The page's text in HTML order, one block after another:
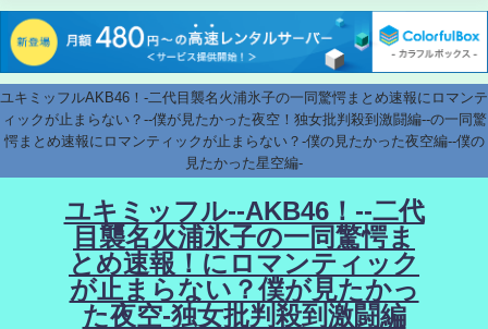
ユキミッフルAKB46！-二代目襲名火浦氷子の一同驚愕まとめ速報にロマンテ
ィックが止まらない？--僕が見たかった夜空！独女批判殺到激闘編--の一同驚
愕まとめ速報にロマンティックが止まらない？-僕の見たかった夜空編--僕の
見たかった星空編-
ユキミッフル--AKB46！--二代
目襲名火浦氷子の一同驚愕ま
とめ速報！にロマンティック
が止まらない？僕が見たかっ
た夜空-独女批判殺到激闘編